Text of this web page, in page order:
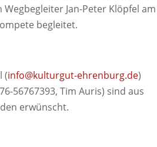
Jan-Peter Klöpfel am
begleitet.
(info@kulturgut-ehrenburg.de)
56767393, Tim Auris) sind aus
erwünscht.